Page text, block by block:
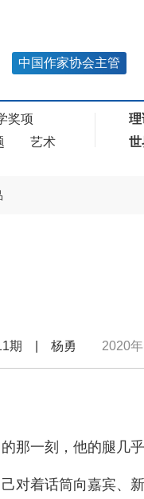
中国作家协会主管
奖项
艺术
理
世
年11期 | 杨勇 2020
那一刻，他的腿几乎
对着话筒向嘉宾、